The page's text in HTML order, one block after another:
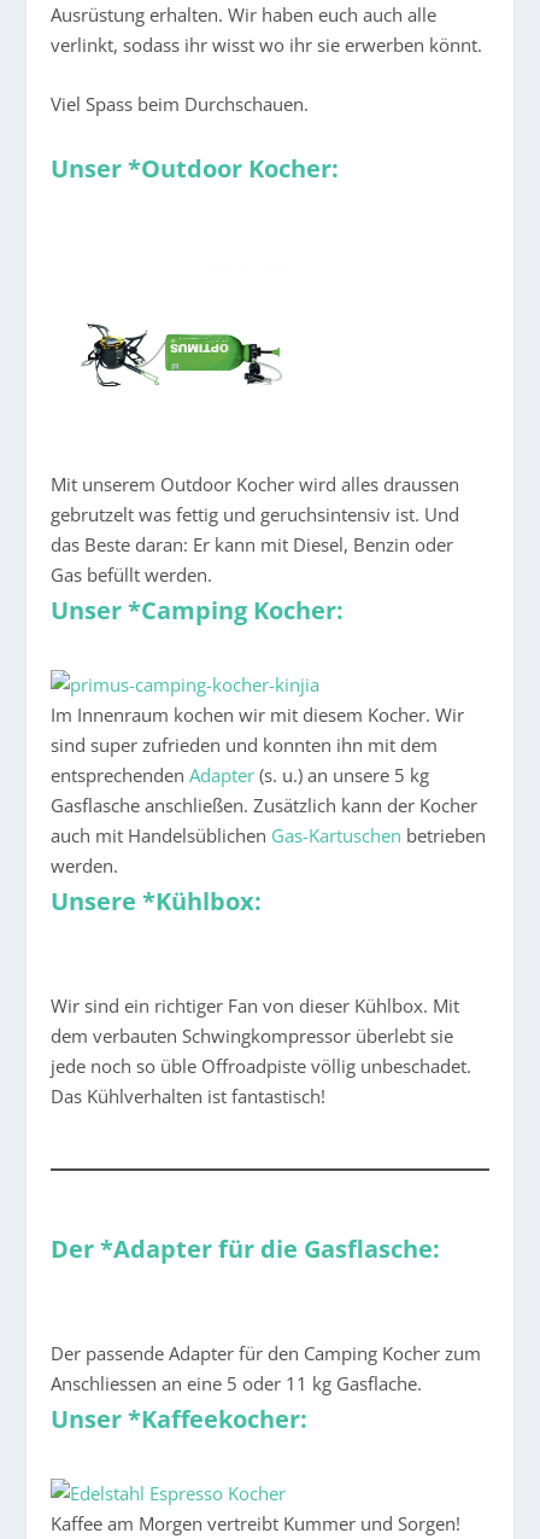
Ausrüstung erhalten. Wir haben euch auch alle
verlinkt, sodass ihr wisst wo ihr sie erwerben könnt.
Viel Spass beim Durchschauen.
Unser *Outdoor Kocher:
Mit unserem Outdoor Kocher wird alles draussen
gebrutzelt was fettig und geruchsintensiv ist. Und
das Beste daran: Er kann mit Diesel, Benzin oder
Gas befüllt werden.
Unser *Camping Kocher:
Im Innenraum kochen wir mit diesem Kocher. Wir
sind super zufrieden und konnten ihn mit dem
entsprechendenAdapter (s. u.) an unsere 5 kg
Gasflasche anschließen. Zusätzlich kann der Kocher
auch mit Handelsüblichen Gas-Kartuschen betrieben
werden.
Unsere *Kühlbox:
Wir sind ein richtiger Fan von dieser Kühlbox. Mit
dem verbauten Schwingkompressor überlebt sie
jede noch so üble Offroadpiste völlig unbeschadet.
Das Kühlverhalten ist fantastisch!
Der *Adapter für die Gasflasche:
Der passende Adapter für den Camping Kocher zum
Anschliessen an eine 5 oder 11 kg Gasflache.
Unser *Kaffeekocher:
Kaffee am Morgen vertreibt Kummer und Sorgen!